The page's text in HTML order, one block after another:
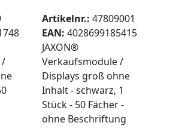
/
Artikelnr.: 47809001
EAN: 4028699185415
JAXON®
Verkaufsmodule /
Displays groß ohne
Inhalt - schwarz, 1
Stück - 50 Fächer -
ohne Beschriftung